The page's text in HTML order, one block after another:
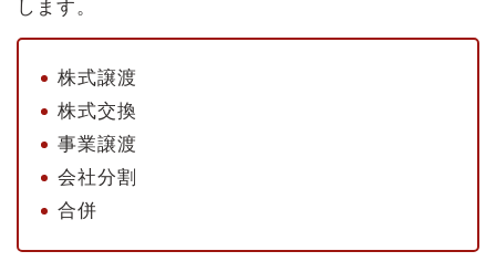
します。
株式譲渡
株式交換
事業譲渡
会社分割
合併